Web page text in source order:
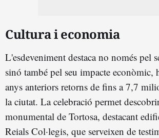
Cultura i economia
L'esdeveniment destaca no només pel
sinó també pel seu impacte econòmic,
anys anteriors retorns de fins a 7,7
la ciutat. La celebració permet
monumental de Tortosa, destacant
Reials Col·legis, que serveixen de